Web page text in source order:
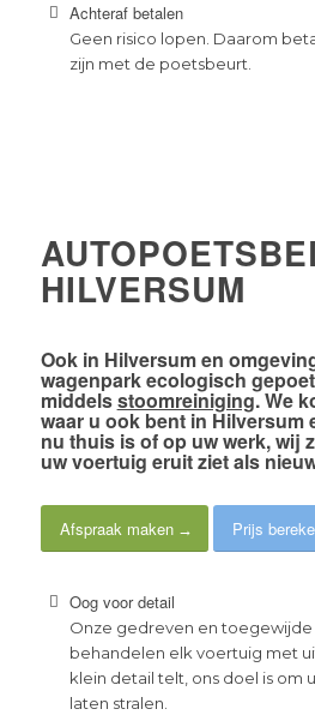
Achteraf betalen
Geen risico lopen. Daarom
zijn met de poetsbeurt.
HILVERSUM
Ook in Hilversum en
wagenparkecologisch
middelsstoomreiniging. We
waar u ook bent in Hilversum
nu thuis is of op uw werk,wij
uw voertuig eruit ziet als
Afspraak maken Prijs
Oog voor detail
Onze gedreven en
behandelen elk voertuig met
klein detail telt, ons doel is om
laten stralen.